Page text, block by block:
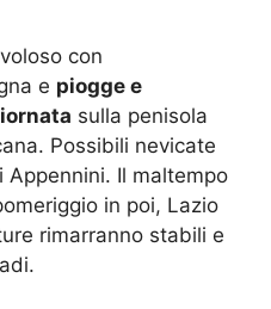
con
e piogge e
sulla penisola
Possibili nevicate
Il maltempo
in poi, Lazio
rimarranno stabili e